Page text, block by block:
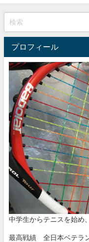
プロフィール
中学生からテニスを始め
最高戦績 全日本ベテラ